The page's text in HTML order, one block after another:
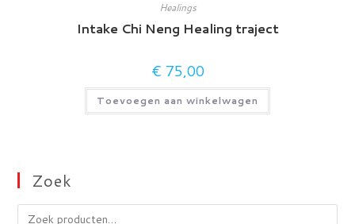
Healings
Intake Chi Neng Healing traject
€ 75,00
Toevoegen aan winkelwagen
Zoek